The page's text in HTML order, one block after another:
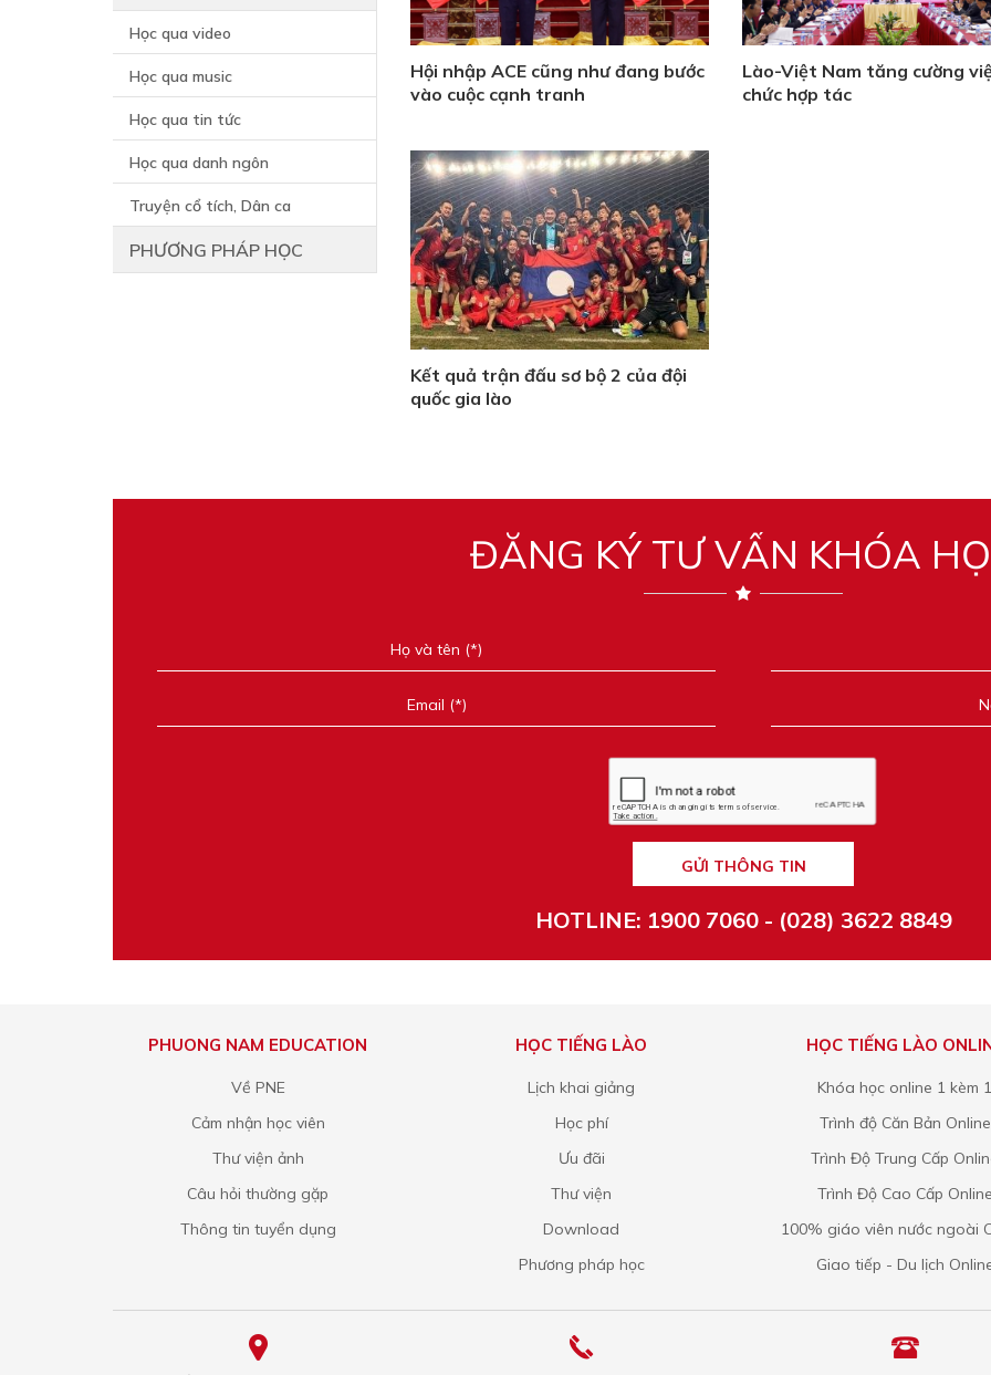
Học qua video
Học qua music
Học qua tin tức
Học qua danh ngôn
Truyện cổ tích, Dân ca
PHƯƠNG PHÁP HỌC
Hội nhập ACE cũng như đang bước
vào cuộc cạnh tranh
Lào-Việt Nam tăng cường
chức hợp tác
Kết quả trận đấu sơ bộ 2 của đội
quốc gia lào
ĐĂNG KÝ TƯ VẤN KHÓA
GỬI THÔNG TIN
HOTLINE: 1900 7060 - (028) 3622 8849
PHUONG NAM EDUCATION
Về PNE
Cảm nhận học viên
Thư viện ảnh
Câu hỏi thường gặp
Thông tin tuyển dụng
HỌC TIẾNG LÀO
Lịch khai giảng
Học phí
Ưu đãi
Thư viện
Download
Phương pháp học
HỌC TIẾNG LÀO
Khóa học online 1 kèm
Trình độ Căn Bản Online
Trình Độ Trung Cấp
Trình Độ Cao Cấp
100% giáo viên nước ngoài
Giao tiếp - Du lịch